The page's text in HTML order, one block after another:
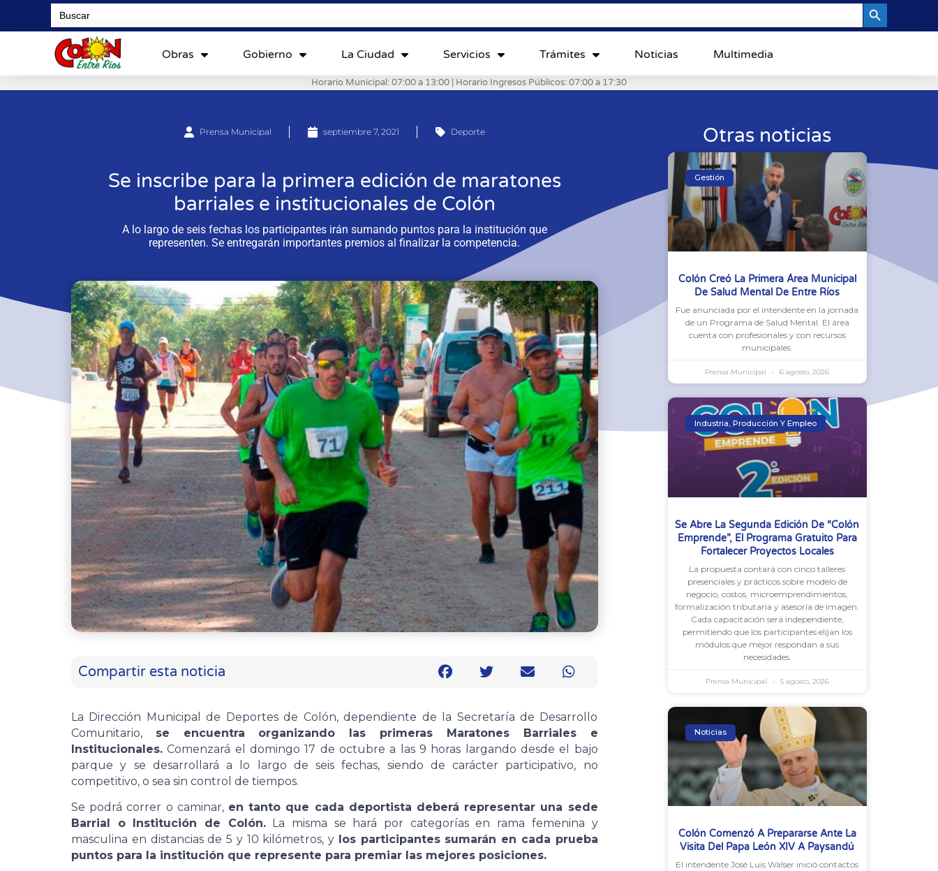
Search
for:
Obras Gobierno La Ciudad Servicios Trámites Noticias Multimedia
Horario Municipal: 07:00 a 13:00 | Horario Ingresos Públicos: 07:00 a 17:30
Prensa Municipal septiembre 7, 2021 Deporte
Se inscribe para la primera edición de maratones
barriales e institucionales de Colón
A lo largo de seis fechas los participantes irán sumando puntos para la institución que
representen. Se entregarán importantes premios al finalizar la competencia.
Compartir esta noticia
La Dirección Municipal de Deportes de Colón, dependiente de la Secretaría de Desarrollo
Comunitario, se encuentra organizando las primeras Maratones Barriales e
Institucionales. Comenzará el domingo 17 de octubre a las 9 horas largando desde el bajo
parque y se desarrollará a lo largo de seis fechas, siendo de carácter participativo, no
competitivo, o sea sin control de tiempos.
Se podrá correr o caminar, en tanto que cada deportista deberá representar una sede
Barrial o Institución de Colón.La misma se hará por categorías en rama femenina y
masculina en distancias de 5 y 10 kilómetros, y
los participantes sumarán en cada prueba
puntos para la institución que represente para premiar las mejores posiciones.
Otras noticias
Gestión
Colón Creó La Primera Área Municipal
De Salud Mental De Entre Ríos
Fue anunciada por el intendente en la jornada
de un Programa de Salud Mental. El área
cuenta con profesionales y con recursos
municipales.
Prensa Municipal 6 agosto, 2026
Industria, Producción Y Empleo
Se Abre La Segunda Edición De “Colón
Emprende”, El Programa Gratuito Para
Fortalecer Proyectos Locales
La propuesta contará con cinco talleres
presenciales y prácticos sobre modelo de
negocio, costos, microemprendimientos,
formalización tributaria y asesoría de imagen.
Cada capacitación será independiente,
permitiendo que los participantes elijan los
módulos que mejor respondan a sus
necesidades.
Prensa Municipal 5 agosto, 2026
Noticias
Colón Comenzó A Prepararse Ante La
Visita Del Papa León XIV A Paysandú
El intendente José Luis Walser inició contactos